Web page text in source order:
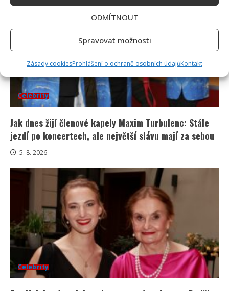
ODMÍTNOUT
Spravovat možnosti
Zásady cookiesProhlášení o ochraně osobních údajůKontakt
Celebrity
Jak dnes žijí členové kapely Maxim Turbulenc: Stále
jezdí po koncertech, ale největší slávu mají za sebou
5. 8. 2026
Celebrity